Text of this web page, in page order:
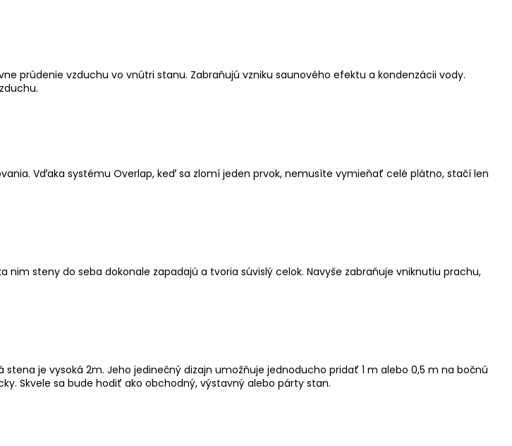
prúdenie vzduchu vo vnútri stanu. Zabraňujú vzniku saunového efektu a kondenzácii vody.
Vďaka systému Overlap, keď sa zlomí jeden prvok, nemusíte vymieňať celé plátno, stačí len
steny do seba dokonale zapadajú a tvoria súvislý celok. Navyše zabraňuje vniknutiu prachu,
je vysoká 2m. Jeho jedinečný dizajn umožňuje jednoducho pridať 1 m alebo 0,5 m na bočnú
Skvele sa bude hodiť ako obchodný, výstavný alebo párty stan.